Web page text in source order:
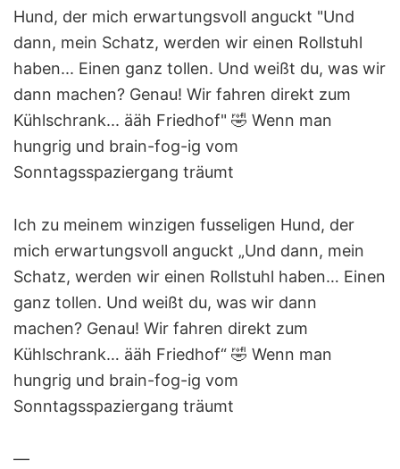
Ich zu meinem winzigen fusseligen Hund, der
mich erwartungsvoll anguckt „Und dann, mein
Schatz, werden wir einen Rollstuhl haben… Einen
ganz tollen. Und weißt du, was wir dann
machen? Genau! Wir fahren direkt zum
Kühlschrank… ääh Friedhof“ 🤣 Wenn man
hungrig und brain-fog-ig vom
Sonntagsspaziergang träumt
—